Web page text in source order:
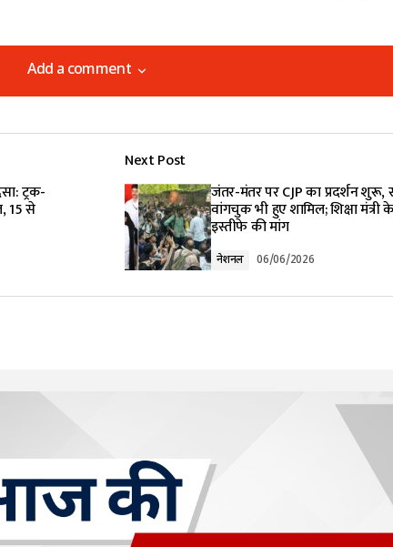
Add a comment
Add a comment
Required fields are marked
ट्रक-
15 से
Next Post
जंतर-मंतर पर CJP का प्रदर्शन शुरू,
वांगचुक भी हुए शामिल; शिक्षा मंत्री
इस्तीफे की मांग
नेशनल 06/06/2026